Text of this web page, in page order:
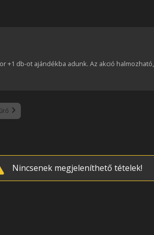
+1 db-ot ajándékba adunk. Az akció
Nincsenek megjeleníthető tételek!